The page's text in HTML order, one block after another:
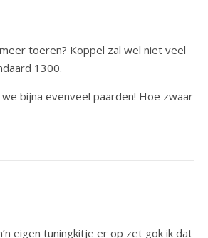
toeren? Koppel zal wel niet veel
1300.
bijna evenveel paarden! Hoe zwaar
eigen tuningkitje er op zet gok ik dat